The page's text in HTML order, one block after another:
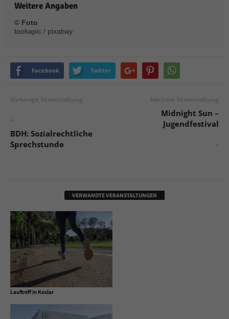
Weitere Angaben
© Foto
tookapic / pixabay
Facebook Twitter
Vorherige Veranstaltung
«
BDH: Sozialrechtliche
Sprechstunde
Nächste Veranstaltung
Midnight Sun –
Jugendfestival
»
VERWANDTE VERANSTALTUNGEN
Lauftreff in Koslar